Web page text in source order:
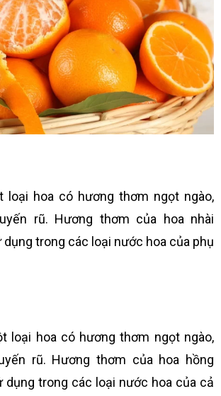
loại hoa có hương thơm ngọt ngào,
rũ. Hương thơm của hoa nhài
trong các loại nước hoa của phụ
loại hoa có hương thơm ngọt ngào,
rũ. Hương thơm của hoa hồng
trong các loại nước hoa của cả